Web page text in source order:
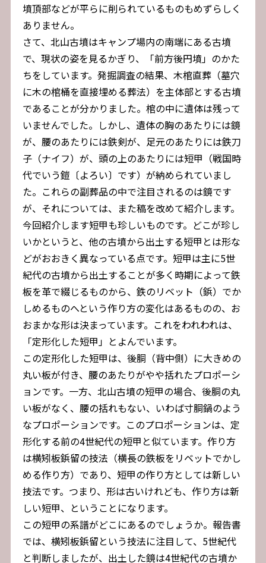
墳頂部などが平らに削られているものもめずらしく
ありません。
さて、北山古墳はキャンプ場内の南端にある古墳
で、現状の姿を見るかぎり、「前方後円墳」のかた
ちをしています。発掘調査の結果、木棺直葬（墓穴
に木の棺桶を直接埋める葬法）を主体部とする古墳
であることが分かりました。棺の中に遺体は残って
いませんでした。しかし、遺体の胸のあたりには鏡
が、腰のあたりには鉄剣が、足元のあたりには鉄刀
子（ナイフ）が、頭の上のあたりには短甲（戦国時
代でいう鎧〔よろい〕です）が納められていまし
た。これらの副葬品の中で注目されるのは鏡です
が、それについては、また稿を改めて紹介します。
今回紹介します短甲も珍しいものです。どこが珍し
いかというと、他の古墳から出土する短甲とは形な
どがおおきく異なっている点です。短甲は主に5世
紀代の古墳から出土することが多く時期によって鉄
板を革で綴じるものから、鉄のリベット（鋲）でか
しめるものへという作り方の変化はあるものの、お
おまかな形は決まっています。これをわれわれは、
「定形化した短甲」とよんでいます。
この定形化した短甲は、後胴（背中側）に大きめの
丸い板が付き、腰のあたりがやや括れたプロポーシ
ョンです。一方、北山古墳の短甲の場合、後胴の丸
い板がなく、腰の括れもない、いわば寸胴鍋のよう
なプロポーションです。このプロポーションは、定
形化する前の4世紀代の短甲と似ています。作り方
は横矧板鋲留の技法（横長の鉄板をリベットでかし
める作り方）であり、短甲の作り方としては新しい
技法です。つまり、形は古いけれども、作り方は新
しい短甲、ということになります。
この短甲の系譜がどこにあるのでしょうか。報告書
では、横矧板鋲留という技法に注目して、5世紀代
と判断しましたが、出土した鏡は4世紀代の古墳か